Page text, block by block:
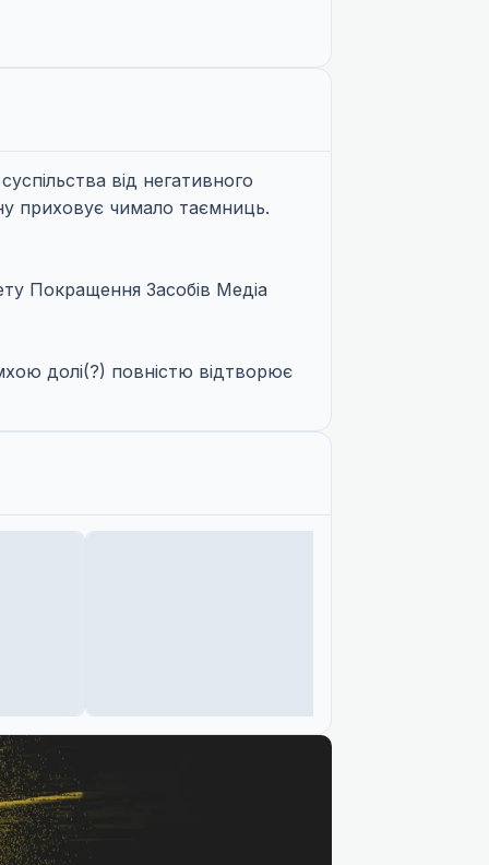
від негативного
приховує чимало таємниць.
Покращення Засобів Медіа
долі(?) повністю відтворює